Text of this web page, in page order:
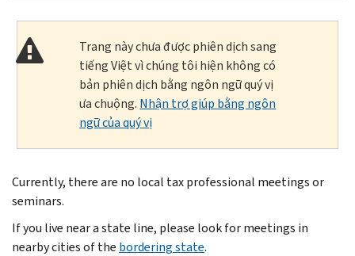
Trang này chưa được phiên dịch sang
tiếng Việt vì chúng tôi hiện không có
bản phiên dịch bằng ngôn ngữ quý vị
ưa chuộng. Nhận trợ giúp bằng ngôn
ngữ của quý vị
Currently, there are no local tax professional meetings or
seminars.
If you live near a state line, please look for meetings in
nearby cities of the bordering state.